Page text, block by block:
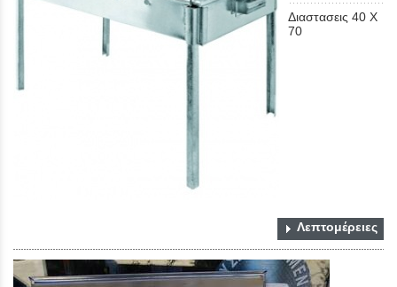
Διαστασεις 40 Χ
70
Λεπτομέρειες